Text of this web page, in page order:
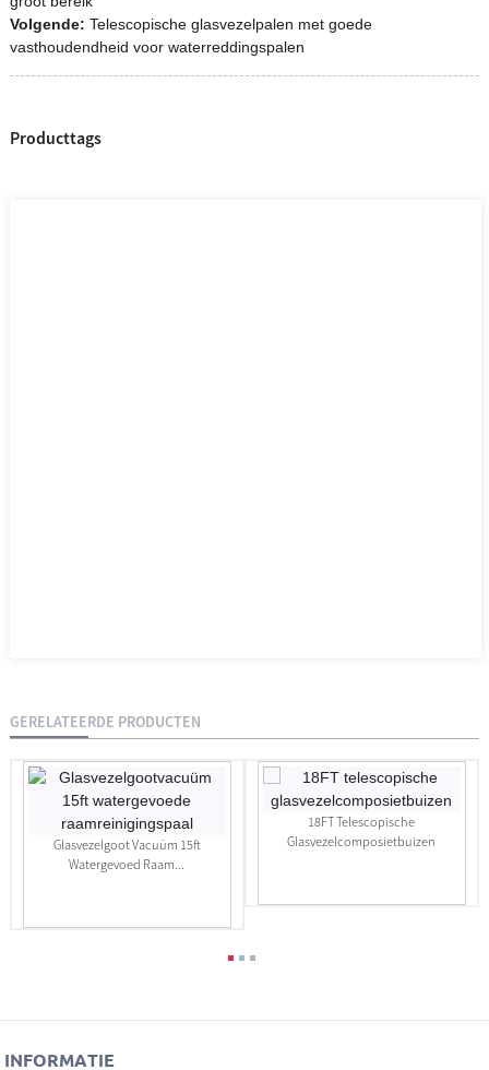
Volgende: Telescopische glasvezelpalen met goede
vasthoudendheid voor waterreddingspalen
Producttags
GERELATEERDE PRODUCTEN
Glasvezelgoot Vacuüm 15ft
Watergevoed Raam...
18FT Telescopische
Glasvezelcomposietbuizen
INFORMATIE